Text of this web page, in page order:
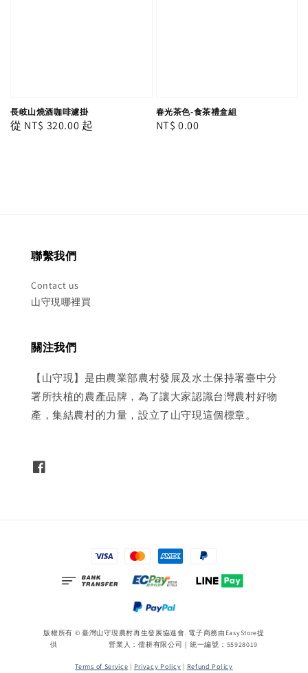
長岐山燒酒咖啡濾掛
Regular
從 NT$ 320.00 起
春光茶色-食茶禮盒組
Regular
NT$ 0.00
聯繫我們
Contact us
山守現哪裡買
關注我們
【山守現】是由農業部農村發展及水土保持署臺中分
署所扶植的農產品牌，為了讓大家認識台灣農村好物
產，集結農村的力量，設立了山守現這個標章。
版權所有 © 臺灣山守現農村再生發展協進會. 電子商務由 EasyStore提
供 營業人：儒耕有限公司｜統一編號：55928019
Terms of Service | Privacy Policy | Refund Policy